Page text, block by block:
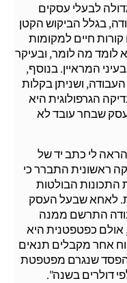
לבעלי עסקים
בגלל הביקוש הקטן
חיים למקומות
לומד מה לומר, ובעיקר
המראיין. בנוסף,
ושניתן בקלות
הגרפולוגית היא
שבחר עובד לא
לי כתב יד של
ראשונית התברר כי
התכונות הבולטות
לאחא שבעל העסק
התרשם ממנה
כפטפטנית היא
אחר מקבלים תנאים
שנגרם מפטפטת
דולרים בשנה".